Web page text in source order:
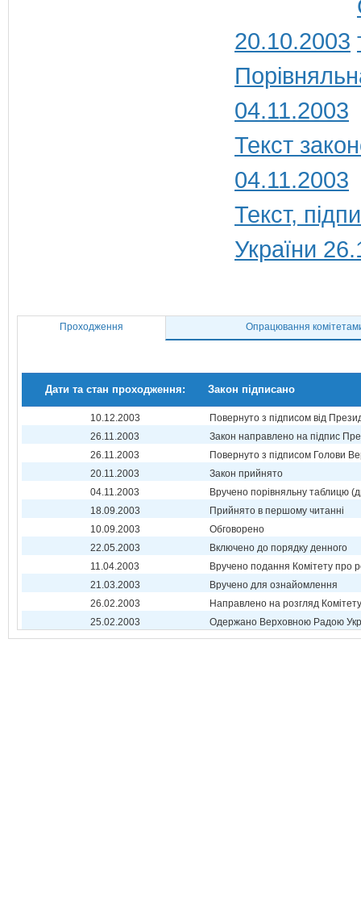
20.10.2003
04.11.2003
Текст
04.11.2003
Текст,
України
Проходження Опрацювання
Дати та стан проходження: Закон підписано
10.12.2003
Повернуто з підписом від
26.11.2003
Закон направлено на підпис
26.11.2003
Повернуто з підписом Голови
20.11.2003
Закон прийнято
04.11.2003
Вручено порівняльну таблицю
18.09.2003
Прийнято в першому читанні
10.09.2003
Обговорено
22.05.2003
Включено до порядку денного
11.04.2003
Вручено подання Комітету про
21.03.2003
Вручено для ознайомлення
26.02.2003
Направлено на розгляд Комітету
25.02.2003
Одержано Верховною Радою